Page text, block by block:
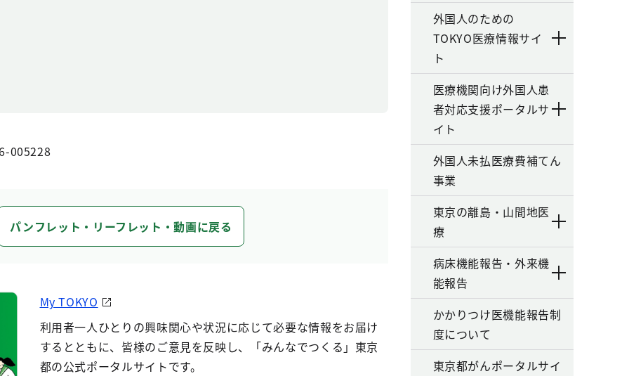
005228
パンフレット・リーフレット・動画に戻る
My TOKYO
利用者一人ひとりの興味関心や状況に応じて必要な情報をお届け
するとともに、皆様のご意見を反映し、「みんなでつくる」東京
都の公式ポータルサイトです。
外国人のための
TOKYO医療情報サイ
ト
医療機関向け外国人患
者対応支援ポータルサ
イト
外国人未払医療費補てん
事業
東京の離島・山間地医
療
病床機能報告・外来機
能報告
かかりつけ医機能報告制
度について
東京都がんポータルサイ